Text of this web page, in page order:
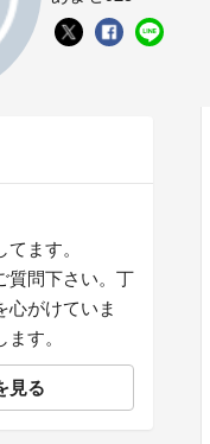
ます。
質問下さい。丁
心がけていま
す。
見る